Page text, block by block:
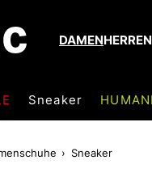
DAMENHERREN
Sneaker
Sneaker